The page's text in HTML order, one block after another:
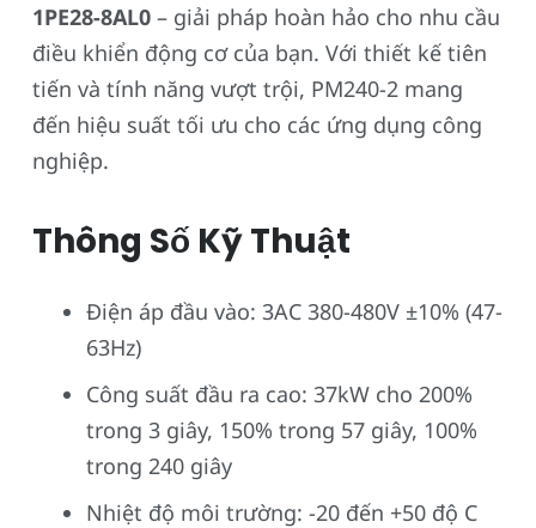
1PE28-8AL0 – giải pháp hoàn hảo cho nhu cầu
điều khiển động cơ của bạn. Với thiết kế tiên
tiến và tính năng vượt trội, PM240-2 mang
đến hiệu suất tối ưu cho các ứng dụng công
nghiệp.
Thông Số Kỹ Thuật
Điện áp đầu vào: 3AC 380-480V ±10% (47-
63Hz)
Công suất đầu ra cao: 37kW cho 200%
trong 3 giây, 150% trong 57 giây, 100%
trong 240 giây
Nhiệt độ môi trường: -20 đến +50 độ C